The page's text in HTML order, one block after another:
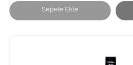
Sepete Ekle